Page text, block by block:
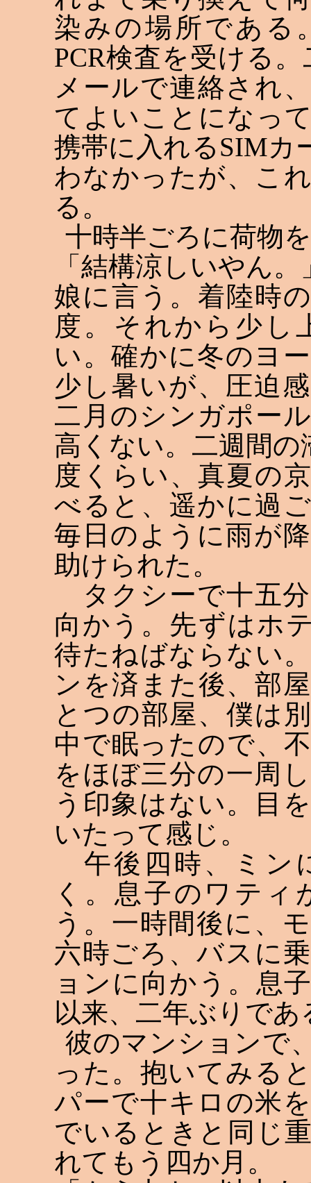
染みの場所である
PCR検査を受ける
メールで連絡され
てよいことになっ
携帯に入れるSIMカ
わなかったが、こ
る。
十時半ごろに荷物
「結構涼しいやん。
娘に言う。着陸時
度。それから少し
い。確かに冬のヨ
少し暑いが、圧迫
二月のシンガポー
高くない。二週間
度くらい、真夏の
べると、遥かに過
毎日のように雨が
助けられた。
タクシーで十五
向かう。先ずはホ
待たねばならない
ンを済また後、部
とつの部屋、僕は
中で眠ったので、
をほぼ三分の一周
う印象はない。目
いたって感じ。
午後四時、ミン
く。息子のワティ
う。一時間後に、
六時ごろ、バスに
ョンに向かう。息
以来、二年ぶりであ
彼のマンションで
った。抱いてみる
パーで十キロの米
でいるときと同じ
れてもう四か月。